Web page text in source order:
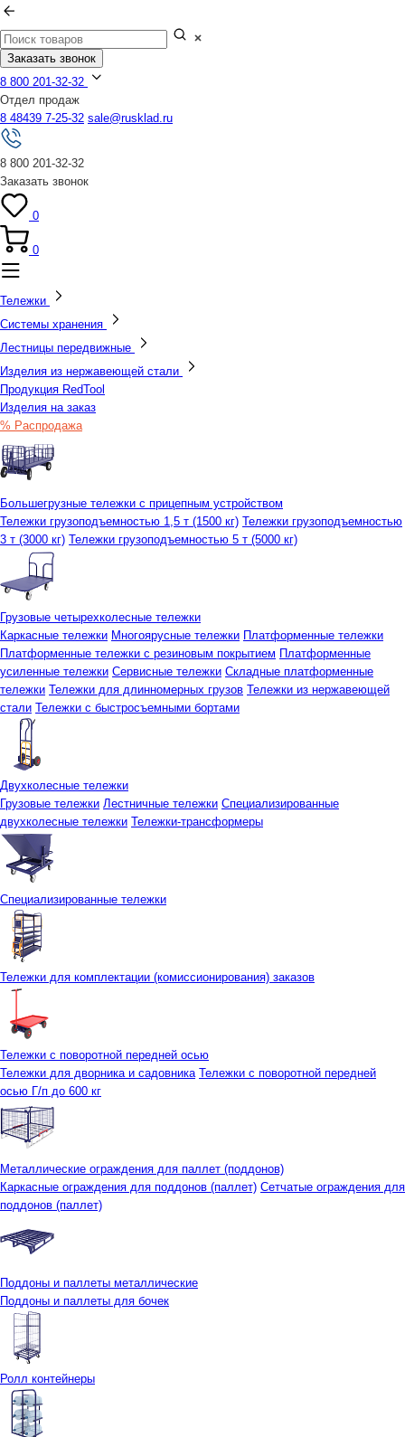
Заказать звонок
8 800 201-32-32
Отдел продаж
8 48439 7-25-32 sale@rusklad.ru
8 800 201-32-32
Заказать звонок
0
0
Тележки
Системы хранения
Лестницы передвижные
Изделия из нержавеющей стали
Продукция RedTool
Изделия на заказ
% Распродажа
Большегрузные тележки с прицепным устройством
Тележки грузоподъемностью 1,5 т (1500 кг) Тележки грузоподъемностью
3 т (3000 кг) Тележки грузоподъемностью 5 т (5000 кг)
Грузовые четырехколесные тележки
Каркасные тележки Многоярусные тележки Платформенные тележки
Платформенные тележки с резиновым покрытием Платформенные
усиленные тележки Сервисные тележки Складные платформенные
тележки Тележки для длинномерных грузов Тележки из нержавеющей
стали Тележки с быстросъемными бортами
Двухколесные тележки
Грузовые тележки Лестничные тележки Специализированные
двухколесные тележки Тележки-трансформеры
Специализированные тележки
Тележки для комплектации (комиссионирования) заказов
Тележки с поворотной передней осью
Тележки для дворника и садовника Тележки с поворотной передней
осью Г/п до 600 кг
Металлические ограждения для паллет (поддонов)
Каркасные ограждения для поддонов (паллет) Сетчатые ограждения для
поддонов (паллет)
Поддоны и паллеты металлические
Поддоны и паллеты для бочек
Ролл контейнеры